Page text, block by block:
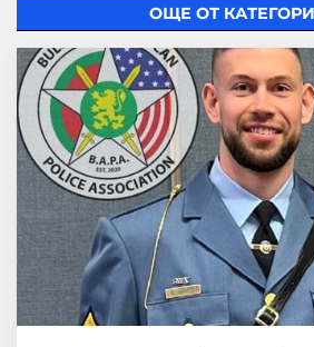
ОЩЕ ОТ